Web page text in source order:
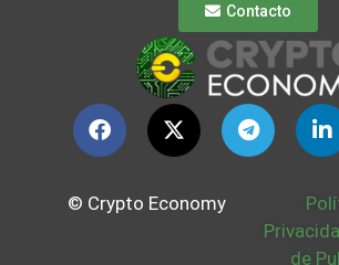
Contacto
© Crypto Economy
de